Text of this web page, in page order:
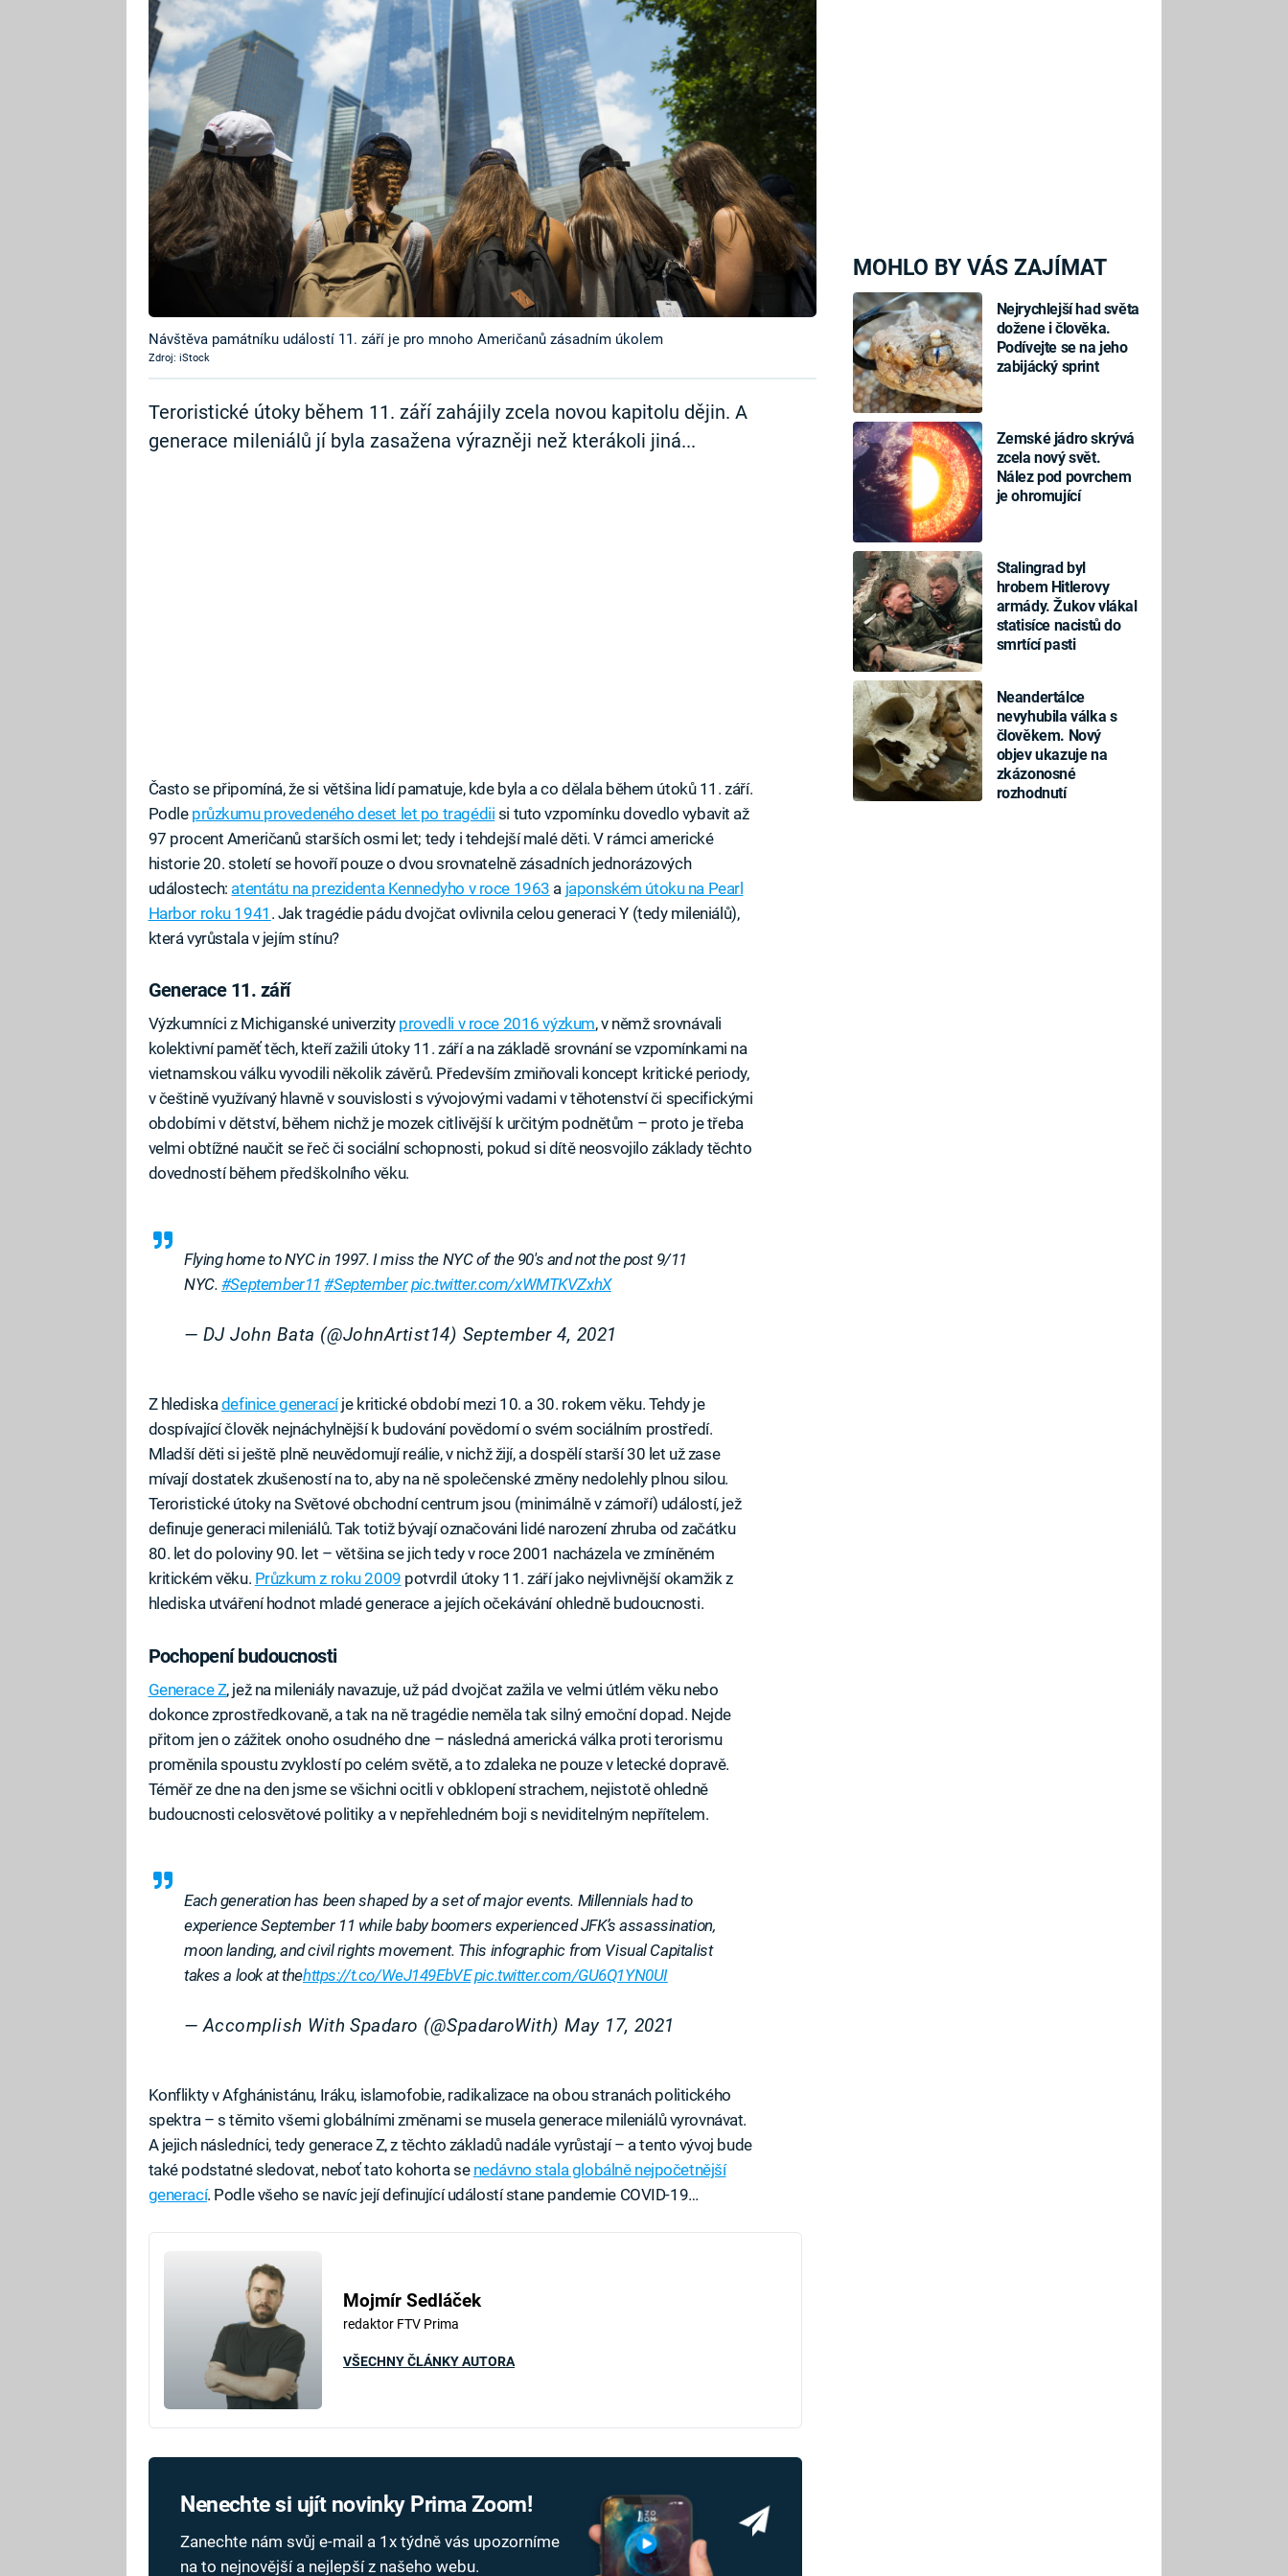
MOHLO BY VÁS ZAJÍMAT
Nejrychlejší had světa
dožene i člověka.
Podívejte se na jeho
zabijácký sprint
Zemské jádro skrývá
zcela nový svět.
Nález pod povrchem
je ohromující
Stalingrad byl
hrobem Hitlerovy
armády. Žukov vlákal
statisíce nacistů do
smrtící pasti
Neandertálce
nevyhubila válka s
člověkem. Nový
objev ukazuje na
zkázonosné
rozhodnutí
Návštěva památníku událostí 11. září je pro mnoho Američanů zásadním úkolem
Zdroj: iStock
Teroristické útoky během 11. září zahájily zcela novou kapitolu dějin. A
generace mileniálů jí byla zasažena výrazněji než kterákoli jiná...
Často se připomíná, že si většina lidí pamatuje, kde byla a co dělala během útoků 11. září.
Podle průzkumu provedeného deset let po tragédii si tuto vzpomínku dovedlo vybavit až
97 procent Američanů starších osmi let; tedy i tehdejší malé děti. V rámci americké
historie 20. století se hovoří pouze o dvou srovnatelně zásadních jednorázových
událostech: atentátu na prezidenta Kennedyho v roce 1963 a japonském útoku na Pearl
Harbor roku 1941 . Jak tragédie pádu dvojčat ovlivnila celou generaci Y (tedy mileniálů),
která vyrůstala v jejím stínu?
Generace 11. září
Výzkumníci z Michiganské univerzity provedli v roce 2016 výzkum, v němž srovnávali
kolektivní paměť těch, kteří zažili útoky 11. září a na základě srovnání se vzpomínkami na
vietnamskou válku vyvodili několik závěrů. Především zmiňovali koncept kritické periody,
v češtině využívaný hlavně v souvislosti s vývojovými vadami v těhotenství či specifickými
obdobími v dětství, během nichž je mozek citlivější k určitým podnětům – proto je třeba
velmi obtížné naučit se řeč či sociální schopnosti, pokud si dítě neosvojilo základy těchto
dovedností během předškolního věku.
Flying home to NYC in 1997. I miss the NYC of the 90's and not the post 9/11
NYC. #September11 #Septemberpic.twitter.com/xWMTKVZxhX
— DJ John Bata (@JohnArtist14) September 4, 2021
Z hlediskadefinice generacíje kritické období mezi 10. a 30. rokem věku. Tehdy je
dospívající člověk nejnáchylnější k budování povědomí o svém sociálním prostředí.
Mladší děti si ještě plně neuvědomují reálie, v nichž žijí, a dospělí starší 30 let už zase
mívají dostatek zkušeností na to, aby na ně společenské změny nedolehly plnou silou.
Teroristické útoky na Světové obchodní centrum jsou (minimálně v zámoří) událostí, jež
definuje generaci mileniálů. Tak totiž bývají označováni lidé narození zhruba od začátku
80. let do poloviny 90. let – většina se jich tedy v roce 2001 nacházela ve zmíněném
kritickém věku. Průzkum z roku 2009 potvrdil útoky 11. září jako nejvlivnější okamžik z
hlediska utváření hodnot mladé generace a jejích očekávání ohledně budoucnosti.
Pochopení budoucnosti
Generace Z, jež na mileniály navazuje, už pád dvojčat zažila ve velmi útlém věku nebo
dokonce zprostředkovaně, a tak na ně tragédie neměla tak silný emoční dopad. Nejde
přitom jen o zážitek onoho osudného dne – následná americká válka proti terorismu
proměnila spoustu zvyklostí po celém světě, a to zdaleka ne pouze v letecké dopravě.
Téměř ze dne na den jsme se všichni ocitli v obklopení strachem, nejistotě ohledně
budoucnosti celosvětové politiky a v nepřehledném boji s neviditelným nepřítelem.
Each generation has been shaped by a set of major events. Millennials had to
experience September 11 while baby boomers experienced JFK’s assassination,
moon landing, and civil rights movement. This infographic from Visual Capitalist
takes a look at thehttps://t.co/WeJ149EbVEpic.twitter.com/GU6Q1YN0UI
— Accomplish With Spadaro (@SpadaroWith)May 17, 2021
Konflikty v Afghánistánu, Iráku, islamofobie, radikalizace na obou stranách politického
spektra – s těmito všemi globálními změnami se musela generace mileniálů vyrovnávat.
A jejich následníci, tedy generace Z, z těchto základů nadále vyrůstají – a tento vývoj bude
také podstatné sledovat, neboť tato kohorta se nedávno stala globálně nejpočetnější
generací. Podle všeho se navíc její definující událostí stane pandemie COVID-19…
Mojmír Sedláček
redaktor FTV Prima
VŠECHNY ČLÁNKY AUTORA
Nenechte si ujít novinky Prima Zoom!
Zanechte nám svůj e-mail a 1x týdně vás upozorníme
na to nejnovější a nejlepší z našeho webu.